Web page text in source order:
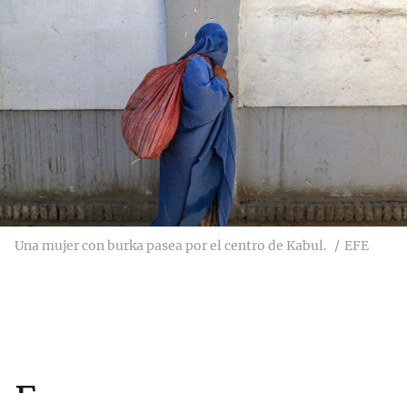
Una mujer con burka pasea por el centro de Kabul. EFE